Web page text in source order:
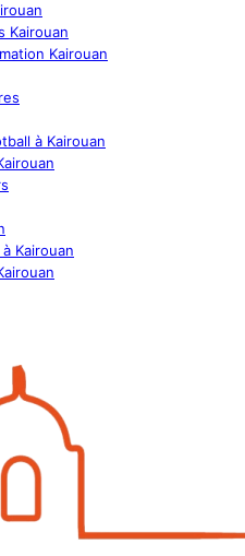
Kairouan
Kairouan
à Kairouan
Kairouan